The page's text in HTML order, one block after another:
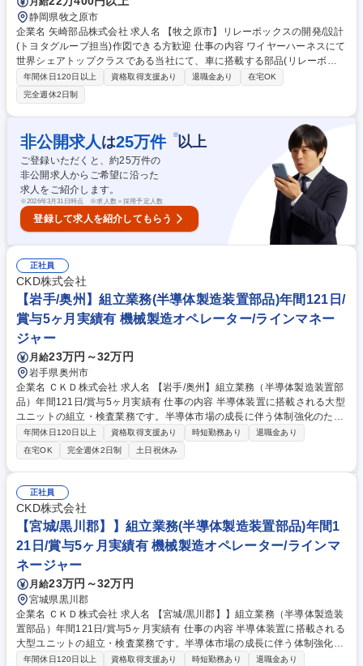
静岡県牧之原市
企業名 矢崎部品株式会社 求人名 【牧之原市】リレーボックスの開発/設計
(トヨタグループ担当)作図できる方歓迎 仕事の内容 ワイヤーハーネスにて
世界シェアトップクラスである当社にて、車に搭載する部品(リレーボッ
クス)の提案から製品開発、設計を一貫して行っており、具体的に下記業
務を中心にお任せします。 ■リレーボックスの開発設計業務 ■3D CAD(主
にCATIA)を用いて製品データの作成 ■作成した3Dデータを活用した解析
(強度解析)などの設計検証 ■3Dプリンター等にて製作した試作品の製品レ
ビュー、製造検証 ■各検証を重ね、量産データへのフィードバックを実施
カーメーカーの要望を踏まえ、製造・生産技術・調達・営業等の関係部署
と連携しながらグローバルに業務推進 募集職種 【牧之原市】リレーボッ
クスの開発/設計(トヨタグループ担当)作図できる方歓迎
年間休日120日以上 資格取得支援あり 退職金あり
在宅OK
完全週休2日制
非公開求人 は25万件 ※以上
ご登録いただくと、約25万件の
非公開求人からご希望に沿った
求人をご紹介します。
※2026年3月31日時点 ※求人数＝採用予定人数
登録して求人を紹介してもらう
正社員
CKD株式会社
【岩手/奥州】組立業務(半導体製造装置部品)年間121日/
賞与5ヶ月実績有 機械製造オペレーター/ラインマネー
ジャー
月給23万円～32万円
岩手県奥州市
企業名 ＣＫＤ株式会社 求人名 【岩手/奥州】組立業務（半導体製造装置部
品）年間121日/賞与5ヶ月実績有 仕事の内容 半導体装置に搭載される大型
ユニットの組立・検査業務です。半導体市場の成長に伴う体制強化のため
の増員募集で、将来的には二勤体制の管理者としても活躍いただけます。
【具体的には】幅1～1.5メートル、長さ3メートルの大型ユニットから30
センチ角の製品まで、半導体装置向け製品の組立・検査を担当。工程ごと
に役割分担されたチーム制で生産を進めます。入社後半年で一人立ち、1
～2年で派遣社員の指導・管理ができるレベルを目指します。 【業務内容
の変更範囲】当社の指定する業務 募集職種 【岩手/奥州】組立業務（半導
体製造装置部品）年間121日/賞与5ヶ月実績有
年間休日120日以上 資格取得支援あり 時短勤務あり
退職金あり
在宅OK
完全週休2日制 土日祝休み
正社員
CKD株式会社
【宮城/黒川郡】】組立業務(半導体製造装置部品)年間1
21日/賞与5ヶ月実績有 機械製造オペレーター/ラインマ
ネージャー
月給23万円～32万円
宮城県黒川郡
企業名 ＣＫＤ株式会社 求人名 【宮城/黒川郡】】組立業務（半導体製造装
置部品）年間121日/賞与5ヶ月実績有 仕事の内容 半導体装置に搭載される
大型ユニットの組立・検査業務です。半導体市場の成長に伴う体制強化の
ための増員募集で、将来的には二勤体制の管理者としても活躍いただけま
年間休日120日以上 資格取得支援あり 時短勤務あり
退職金あり